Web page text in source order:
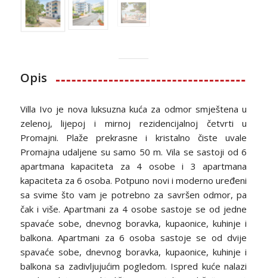
Opis
Villa Ivo je nova luksuzna kuća za odmor smještena u
zelenoj, lijepoj i mirnoj rezidencijalnoj četvrti u
Promajni. Plaže prekrasne i kristalno čiste uvale
Promajna udaljene su samo 50 m. Vila se sastoji od 6
apartmana kapaciteta za 4 osobe i 3 apartmana
kapaciteta za 6 osoba. Potpuno novi i moderno uređeni
sa svime što vam je potrebno za savršen odmor, pa
čak i više. Apartmani za 4 osobe sastoje se od jedne
spavaće sobe, dnevnog boravka, kupaonice, kuhinje i
balkona. Apartmani za 6 osoba sastoje se od dvije
spavaće sobe, dnevnog boravka, kupaonice, kuhinje i
balkona sa zadivljujućim pogledom. Ispred kuće nalazi